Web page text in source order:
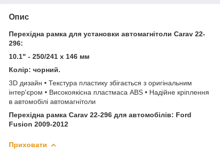
Опис
Перехідна рамка для установки автомагнітоли Carav 22-
296:
10.1" - 250/241 x 146 мм
Колір: чорний.
3D дизайн • Текстура пластику збігається з оригінальним
інтер'єром • Високоякісна пластмаса ABS • Надійне кріплення
в автомобілі автомагнітоли
Перехідна рамка Carav 22-296 для автомобілів: Ford
Fusion 2009-2012
Приховати